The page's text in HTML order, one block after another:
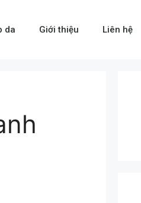
da Giới thiệu Liên hệ